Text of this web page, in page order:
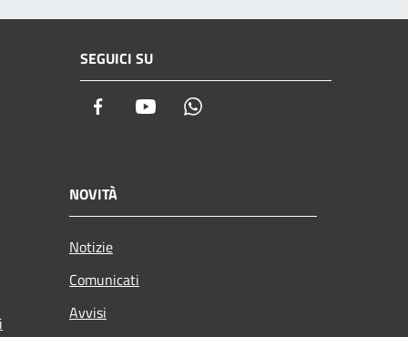
SEGUICI SU
Facebook Youtube
NOVITÀ
Notizie
Comunicati
Avvisi